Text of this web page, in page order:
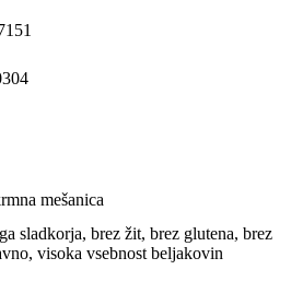
mešanica
sladkorja, brez žit, brez glutena, brez
visoka vsebnost beljakovin